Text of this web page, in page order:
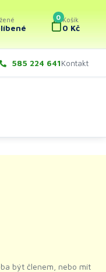
0 Košík
0 Kč
585 224 641Kontakt
být členem, nebo mít